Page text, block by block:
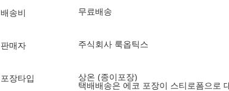
배송비 무료배송
판매자 주식회사 룩옵틱스
포장타입
상온 (종이포장)
택배배송은 에코 포장이 스티로폼으로